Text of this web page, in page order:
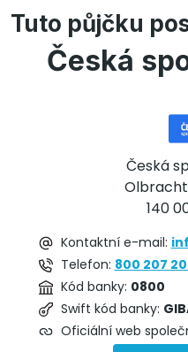
Tuto půjčku
Česká
Česká
140
Kontaktní e-mail:
Telefon: 800 207
Kód banky: 0800
Swift kód banky:
Oficiální web